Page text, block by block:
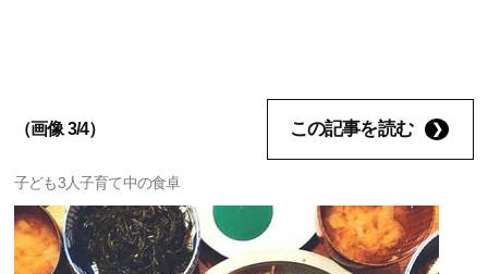
（画像 3/4） この記事を読む
子ども3人子育て中の食卓